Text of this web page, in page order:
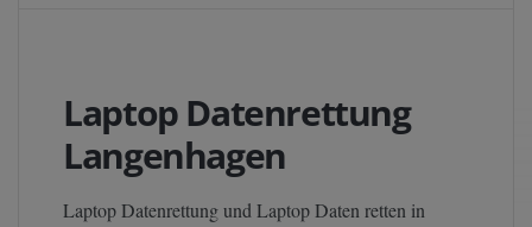
Laptop Datenrettung
Langenhagen
Laptop Datenrettung und Laptop Daten retten in